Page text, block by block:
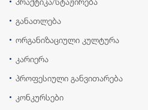
განათლება
ორგანიზაციული კულტურა
კარიერა
პროფესიული განვითარება
კონკურსები